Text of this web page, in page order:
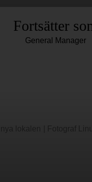
Fortsätter
General Manager